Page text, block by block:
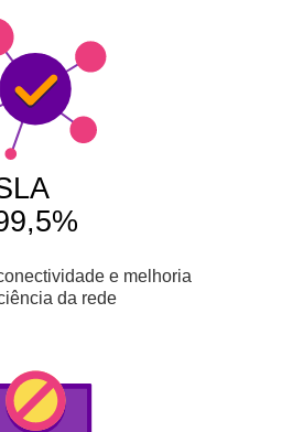
e melhoria
da rede